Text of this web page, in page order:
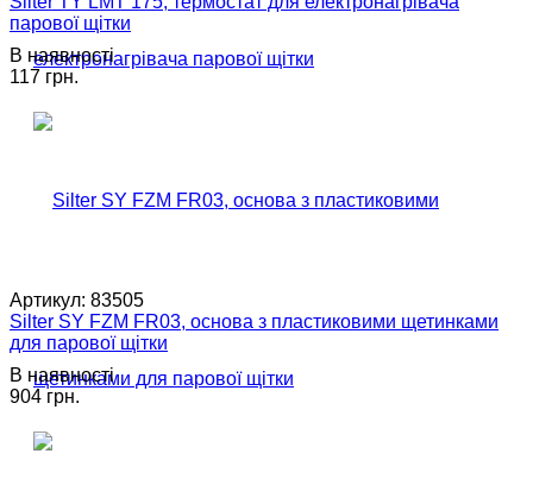
парової щітки
В наявності
117 грн.
Артикул: 83505
Silter SY FZM FR03, основа з пластиковими щетинками
для парової щітки
В наявності
904 грн.